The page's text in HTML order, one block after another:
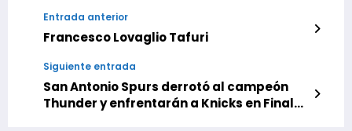
Entrada anterior
Francesco Lovaglio Tafuri
Siguiente entrada
San Antonio Spurs derrotó al campeón
Thunder y enfrentarán a Knicks en Finales